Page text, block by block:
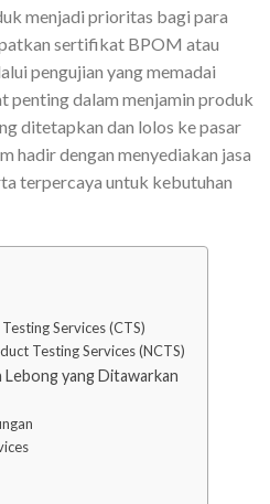
menjadi prioritas bagi para
sertifikat BPOM atau
pengujian yang memadai
penting dalam menjamin produk
ditetapkan dan lolos ke pasar
hadir dengan menyediakan jasa
terpercaya untuk kebutuhan
Services (CTS)
Testing Services (NCTS)
yang Ditawarkan